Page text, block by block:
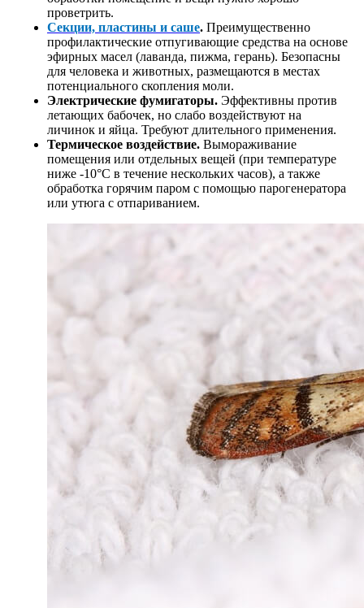
проветрить.
Секции, пластины и саше. Преимущественно
профилактические отпугивающие средства на основе
эфирных масел (лаванда, пижма, герань). Безопасны
для человека и животных, размещаются в местах
потенциального скопления моли.
Электрические фумигаторы. Эффективны против
летающих бабочек, но слабо воздействуют на
личинок и яйца. Требуют длительного применения.
Термическое воздействие. Вымораживание
помещения или отдельных вещей (при температуре
ниже -10°C в течение нескольких часов), а также
обработка горячим паром с помощью парогенератора
или утюга с отпариванием.